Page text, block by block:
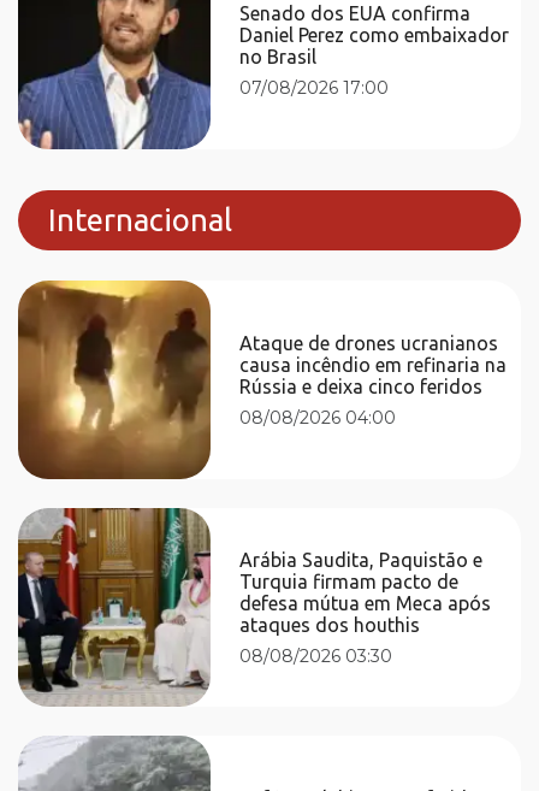
Senado dos EUA confirma
Daniel Perez como embaixador
no Brasil
07/08/2026 17:00
Internacional
Ataque de drones ucranianos
causa incêndio em refinaria na
Rússia e deixa cinco feridos
08/08/2026 04:00
Arábia Saudita, Paquistão e
Turquia firmam pacto de
defesa mútua em Meca após
ataques dos houthis
08/08/2026 03:30